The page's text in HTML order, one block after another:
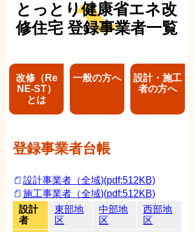
とっとり健康省エネ改
修住宅 登録事業者一覧
改修（Re
NE-ST）
とは
一般の方へ
設計・施工
者の方へ
登録事業者台帳
設計事業者（全域)(pdf:512KB)
施工事業者（全域)(pdf:512KB)
設計
者
東部地
区
中部地
区
西部地
区